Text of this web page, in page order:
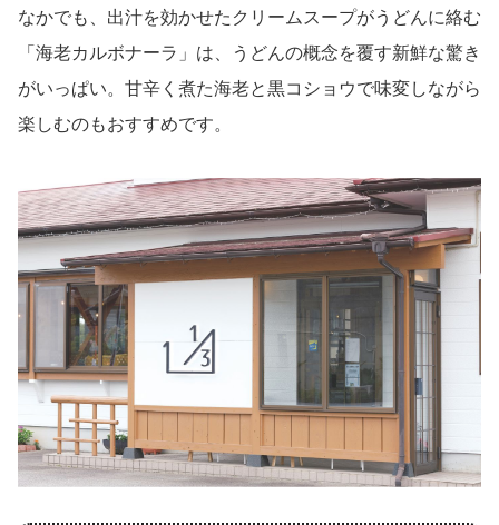
なかでも、出汁を効かせたクリームスープがうどんに絡む
「海老カルボナーラ」は、うどんの概念を覆す新鮮な驚き
がいっぱい。甘辛く煮た海老と黒コショウで味変しながら
楽しむのもおすすめです。